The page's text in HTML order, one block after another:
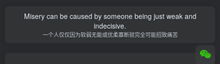
Misery can be caused by someone being just weak and
indecisive.
一个人仅仅因为软弱无能或优柔寡断就完全可能招致痛苦